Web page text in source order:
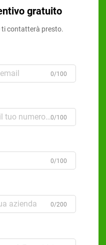
gratuito
contatterà presto.
0/100
0/100
0/100
0/200